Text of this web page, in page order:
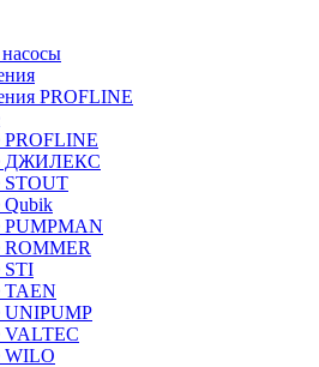
PROFLINE
PROFLINE
ДЖИЛЕКС
STOUT
Qubik
PUMPMAN
ROMMER
STI
TAEN
UNIPUMP
VALTEC
WILO